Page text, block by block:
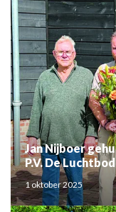
Jan Nijboer
P.V. De
1 oktober 2025